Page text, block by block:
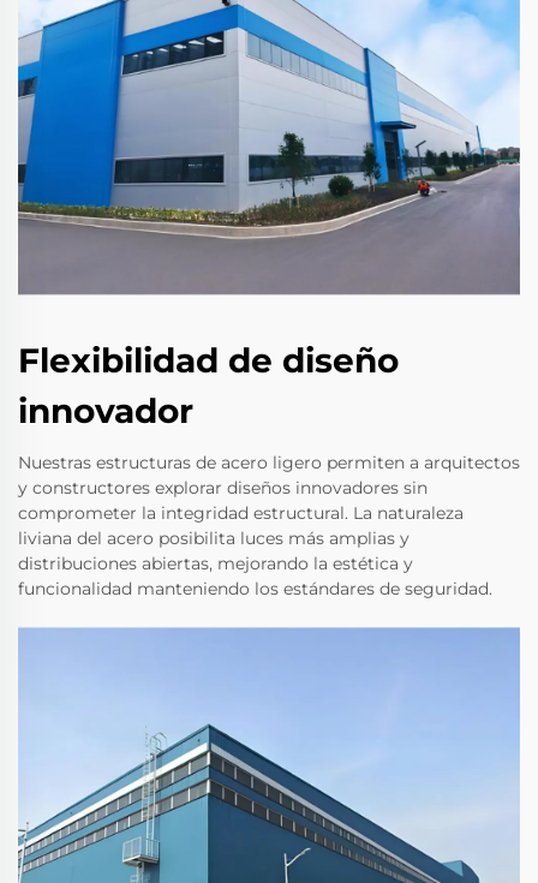
Flexibilidad de diseño
innovador
Nuestras estructuras de acero ligero permiten a arquitectos
y constructores explorar diseños innovadores sin
comprometer la integridad estructural. La naturaleza
liviana del acero posibilita luces más amplias y
distribuciones abiertas, mejorando la estética y
funcionalidad manteniendo los estándares de seguridad.